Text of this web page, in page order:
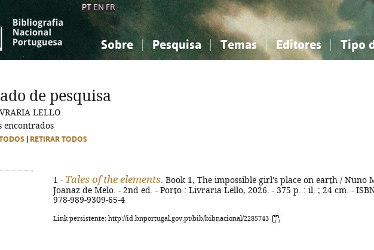
PT EN FR
Sobre Pesquisa Temas
Ciências sociais...
Editores Tipo
Ciências sociais...
de pesquisa
LELLO
encontrados
RETIRAR TODOS
1 - Tales of the elements . Book 1, The impossible girl's place on earth / Nuno
Joanaz de Melo. - 2nd ed. - Porto : Livraria Lello, 2026. - 375 p. : il. ; 24 cm. -
978-989-9309-65-4
Link persistente: http://id.bnportugal.gov.pt/bib/bibnacional/2285743